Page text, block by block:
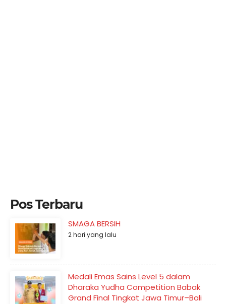
Pos Terbaru
SMAGA BERSIH
2 hari yang lalu
Medali Emas Sains Level 5 dalam
Dharaka Yudha Competition Babak
Grand Final Tingkat Jawa Timur–Bali